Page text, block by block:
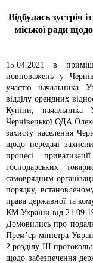
Відбулась зустріч
міської ради
15.04.2021 в
повноважень у
участю начальника
відділу орендних
Купіни, начальника
Чернівецької ОДА
захисту населення
щодо передачі
процесі
господарських
самоврядним
порядку,
права державної та
КМ України від
Домовились про
Прем’єр-міністра
2 розділу ІІІ
щодо забезпечення